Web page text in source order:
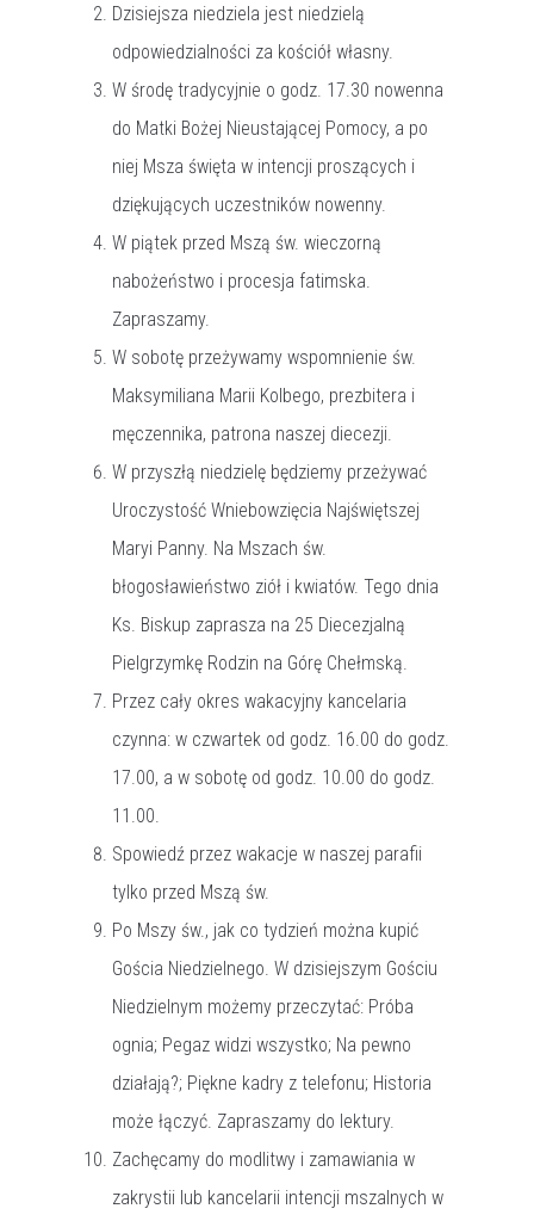
Dzisiejsza niedziela jest niedzielą
odpowiedzialności za kościół własny.
W środę tradycyjnie o godz. 17.30 nowenna
do Matki Bożej Nieustającej Pomocy, a po
niej Msza święta w intencji proszących i
dziękujących uczestników nowenny.
W piątek przed Mszą św. wieczorną
nabożeństwo i procesja fatimska.
Zapraszamy.
W sobotę przeżywamy wspomnienie św.
Maksymiliana Marii Kolbego, prezbitera i
męczennika, patrona naszej diecezji.
W przyszłą niedzielę będziemy przeżywać
Uroczystość Wniebowzięcia Najświętszej
Maryi Panny. Na Mszach św.
błogosławieństwo ziół i kwiatów. Tego dnia
Ks. Biskup zaprasza na 25 Diecezjalną
Pielgrzymkę Rodzin na Górę Chełmską.
Przez cały okres wakacyjny kancelaria
czynna: w czwartek od godz. 16.00 do godz.
17.00, a w sobotę od godz. 10.00 do godz.
11.00.
Spowiedź przez wakacje w naszej parafii
tylko przed Mszą św.
Po Mszy św., jak co tydzień można kupić
Gościa Niedzielnego. W dzisiejszym Gościu
Niedzielnym możemy przeczytać: Próba
ognia; Pegaz widzi wszystko; Na pewno
działają?; Piękne kadry z telefonu; Historia
może łączyć. Zapraszamy do lektury.
Zachęcamy do modlitwy i zamawiania w
zakrystii lub kancelarii intencji mszalnych w